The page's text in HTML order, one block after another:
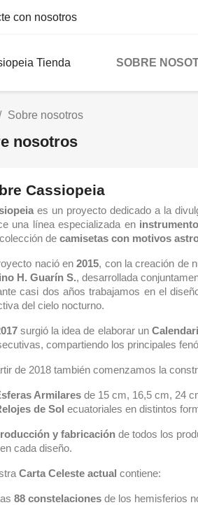
con nosotros
SOBRE
Sobre nosotros
nosotros
Cassiopeia
es un proyecto dedicado a la
una línea especializada en
de camisetas con motivos
nació en2015, con la creación de
H. Guarín S., desarrollada
casi dos años trabajamos en el
del cielo nocturno.
surgió la idea de elaborar un
compartiendo los principales
de 2018 también comenzamos la
Armilares de 15 cm, 16,5 cm, 24
de Sol ecuatoriales en distintos
y fabricación de todos los
cada diseño.
Carta Celeste actual contiene:
88 constelaciones de los hemisferios